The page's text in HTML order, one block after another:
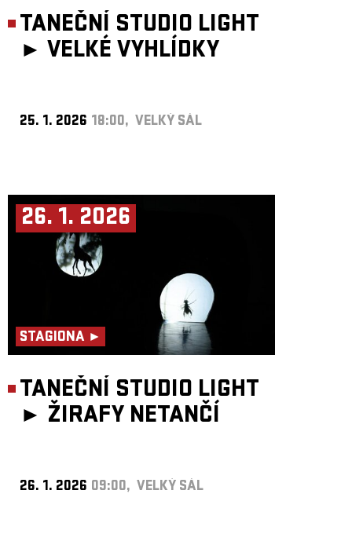
TANEČNÍ STUDIO LIGHT
► VELKÉ VYHLÍDKY
25. 1. 2026 18:00, VELKÝ SÁL
26. 1. 2026
STAGIONA ►
TANEČNÍ STUDIO LIGHT
► ŽIRAFY NETANČÍ
26. 1. 2026 09:00, VELKÝ SÁL